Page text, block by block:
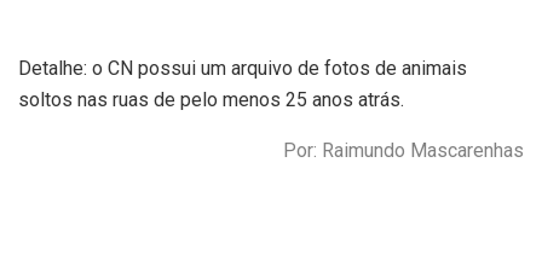
Detalhe: o CN possui um arquivo de fotos de animais
soltos nas ruas de pelo menos 25 anos atrás.
Por: Raimundo Mascarenhas